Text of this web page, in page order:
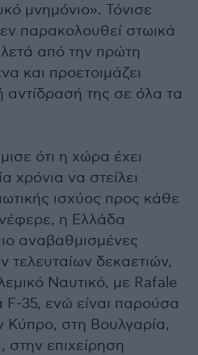
μνημόνιο». Τόνισε
παρακολουθεί στωικά
από την πρώτη
και προετοιμάζει
της σε όλα τα
ότι η χώρα έχει
χρόνια να στείλει
ισχύος προς κάθε
η Ελλάδα
αναβαθμισμένες
τελευταίων δεκαετιών,
Ναυτικό, με Rafale
F-35, ενώ είναι παρούσα
Κύπρο, στη Βουλγαρία,
επιχείρηση